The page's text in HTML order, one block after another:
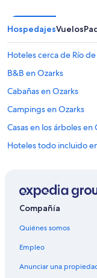
HospedajesVuelos
Hoteles cerca de Río
B&B en Ozarks
Cabañas en Ozarks
Campings en Ozarks
Casas en los árboles en
Hoteles todo incluido
Hoteles 2 estrellas en
Cabañas en Sureste de
Casas de campo en
Compañía
Quiénes somos
Empleo
Anunciar una